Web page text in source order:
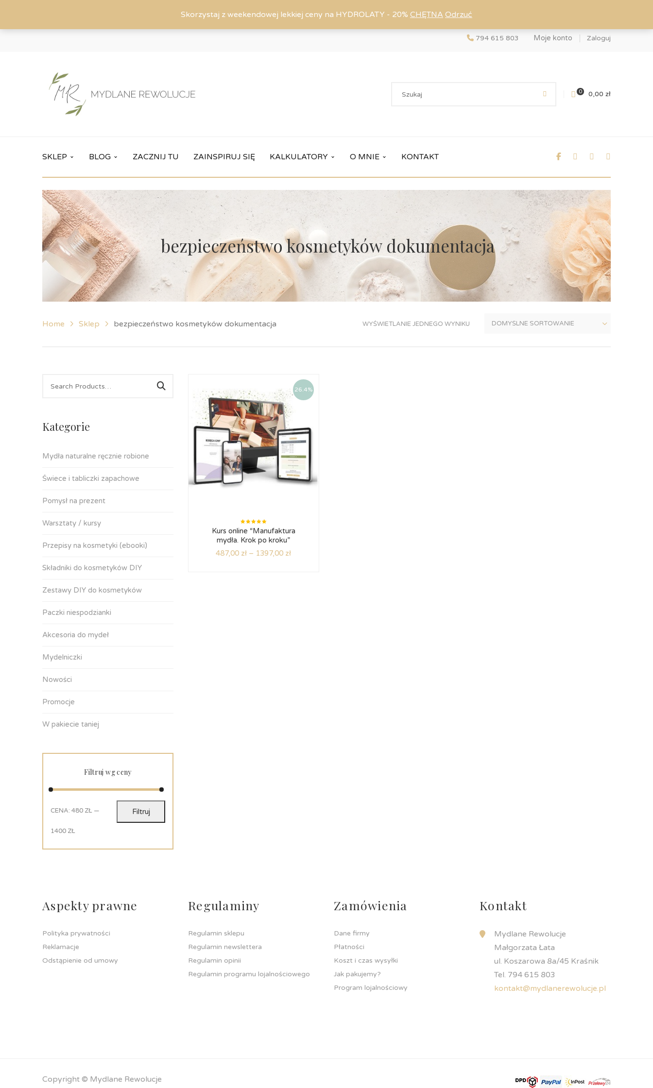
Skorzystaj z weekendowej lekkiej ceny na HYDROLATY - 20% CHĘTNA Odrzuć
794 615 803 Moje konto Zaloguj
0 0,00 zł
SKLEP BLOG ZACZNIJ TU ZAINSPIRUJ SIĘ KALKULATORY O MNIE KONTAKT
bezpieczeństwo kosmetyków dokumentacja
Home Sklep bezpieczeństwo kosmetyków dokumentacja WYŚWIETLANIE JEDNEGO WYNIKU
Kategorie
Mydła naturalne ręcznie robione
Świece i tabliczki zapachowe
Pomysł na prezent
Warsztaty / kursy
Przepisy na kosmetyki (ebooki)
Składniki do kosmetyków DIY
Zestawy DIY do kosmetyków
Paczki niespodzianki
Akcesoria do mydeł
Mydelniczki
Nowości
Promocje
W pakiecie taniej
Filtruj wg ceny
Filtruj
CENA: 480 ZŁ —
1400 ZŁ
26.4%
Oceniono
5.00na
5
Kurs online “Manufaktura
mydła. Krok po kroku”
487,00 zł – 1397,00 zł
Aspekty prawne
Polityka prywatności
Reklamacje
Odstąpienie od umowy
Regulaminy
Regulamin sklepu
Regulamin newslettera
Regulamin opinii
Regulamin programu lojalnościowego
Zamówienia
Dane firmy
Płatności
Koszt i czas wysyłki
Jak pakujemy?
Program lojalnościowy
Kontakt
Mydlane Rewolucje
Małgorzata Łata
ul. Koszarowa 8a/45 Kraśnik
Tel. 794 615 803
kontakt@mydlanerewolucje.pl
Copyright © Mydlane Rewolucje